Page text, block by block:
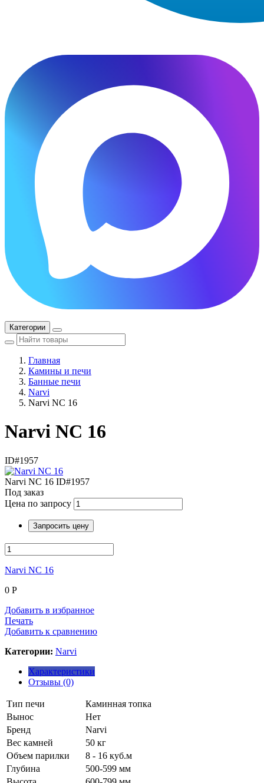
Категории
Главная
Камины и печи
Банные печи
Narvi
Narvi NC 16
Narvi NC 16
ID#1957
Narvi NC 16 ID#1957
Под заказ
Цена по запросу
Запросить цену
Narvi NC 16
0 Р
Добавить в избранное
Печать
Добавить к сравнению
Категории: Narvi
Характеристики
Отзывы (0)
Тип печи
Каминная топка
Вынос
Нет
Бренд
Narvi
Вес камней
50 кг
Объем парилки
8 - 16 куб.м
Глубина
500-599 мм